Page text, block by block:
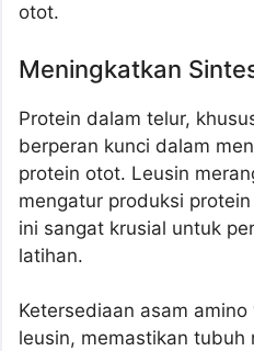
otot.
Meningkatkan
Protein dalam telur,
berperan kunci dalam
protein otot. Leusin
mengatur produksi
ini sangat krusial untuk
latihan.
Ketersediaan asam
leusin, memastikan tubuh